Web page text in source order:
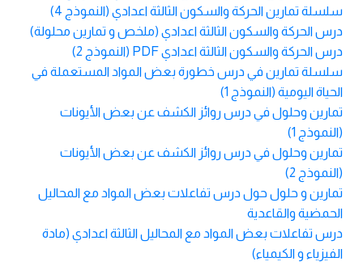
سلسلة تمارين الحركة والسكون الثالثة اعدادي (النموذج 4)
درس الحركة والسكون الثالثة اعدادي (ملخص و تمارين محلولة)
درس الحركة والسكون الثالثة اعدادي PDF (النموذج 2)
سلسلة تمارين في درس خطورة بعض المواد المستعملة في
الحياة اليومية (النموذج 1)
تمارين وحلول في درس روائز الكشف عن بعض الأيونات
(النموذج 1)
تمارين وحلول في درس روائز الكشف عن بعض الأيونات
(النموذج 2)
تمارين و حلول حول درس تفاعلات بعض المواد مع المحاليل
الحمضية والقاعدية
درس تفاعلات بعض المواد مع المحاليل الثالثة اعدادي (مادة
الفيزياء و الكيمياء)